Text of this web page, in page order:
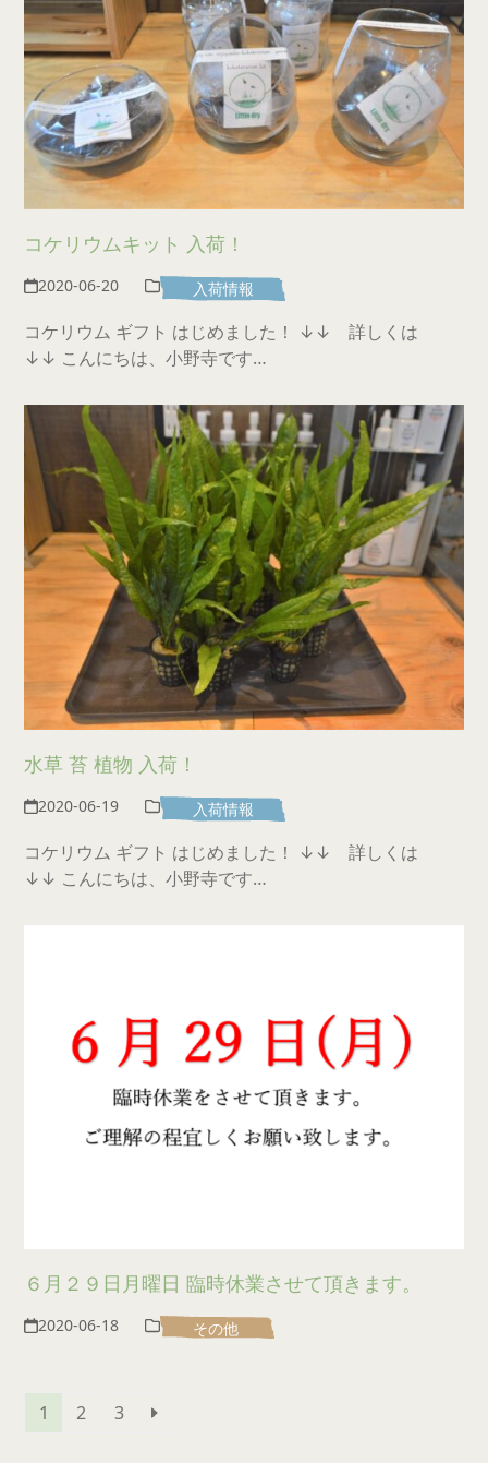
コケリウムキット 入荷！
2020-06-20 入荷情報
コケリウム ギフト はじめました！ ↓↓ 詳しくは
↓↓ こんにちは、小野寺です…
水草 苔 植物 入荷！
2020-06-19 入荷情報
コケリウム ギフト はじめました！ ↓↓ 詳しくは
↓↓ こんにちは、小野寺です…
６月２９日月曜日 臨時休業させて頂きます。
2020-06-18 その他
Page
1 Page
2 Page
3 Next